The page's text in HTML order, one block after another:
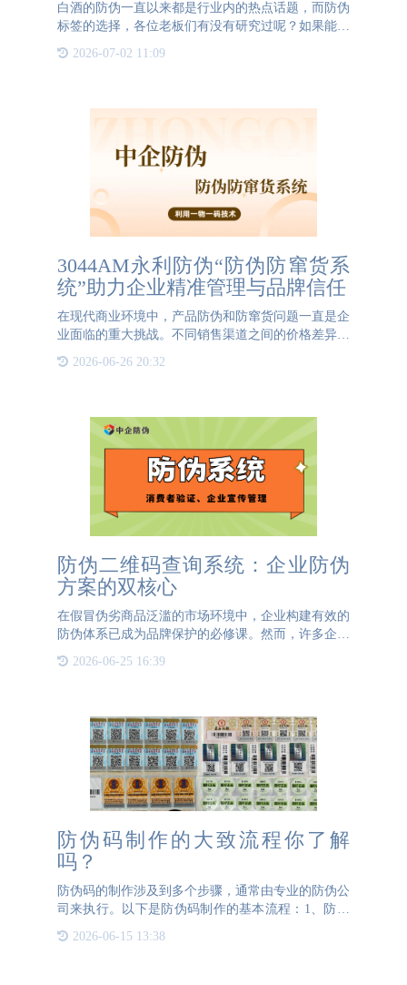
白酒的防伪一直以来都是行业内的热点话题，而防伪
标签的选择，各位老板们有没有研究过呢？如果能尽
早了解不同类型的防伪标签，对于我们产品的防伪也
是十分有帮助的。可以实现1+1＞2的效果！我们在
2026-07-02 11:09
3044AM永利防伪“防伪防窜货系
统”助力企业精准管理与品牌信任
在现代商业环境中，产品防伪和防窜货问题一直是企
业面临的重大挑战。不同销售渠道之间的价格差异和
损害企业声誉和利益。为了解决这一难题，3044AM
2026-06-26 20:32
防伪二维码查询系统：企业防伪
方案的双核心
在假冒伪劣商品泛滥的市场环境中，企业构建有效的
防伪体系已成为品牌保护的必修课。然而，许多企业
误以为仅需设计独特的防伪标签即可实现防伪目标，
却往往忽视了配套的防伪码查询系统这一关键环节。
2026-06-25 16:39
防伪码制作的大致流程你了解
吗？
防伪码的制作涉及到多个步骤，通常由专业的防伪公
司来执行。以下是防伪码制作的基本流程：1、防伪
防伪码的具体需求，包括预期的防伪强度、防伪码应
2026-06-15 13:38